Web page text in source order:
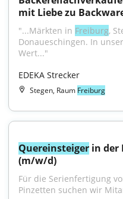
mit Liebe zu
"...Märkten in Freiburg,
Donaueschingen. In
Wert..."
EDEKA Strecker
Stegen, Raum Freiburg
Quereinsteiger in der
(m/w/d)
Für die Serienfertigung
Pinzetten suchen wir